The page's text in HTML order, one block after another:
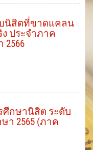
นิสิตที่ขาดแคลน
ประจำภาค
2566
กษานิสิต ระดับ
2565 (ภาค